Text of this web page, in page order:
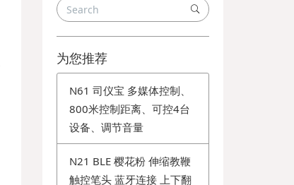
为您推荐
N61 司仪宝 多媒体控制、
800米控制距离、可控4台
设备、调节音量
N21 BLE 樱花粉 伸缩教鞭
触控笔头 蓝牙连接 上下翻